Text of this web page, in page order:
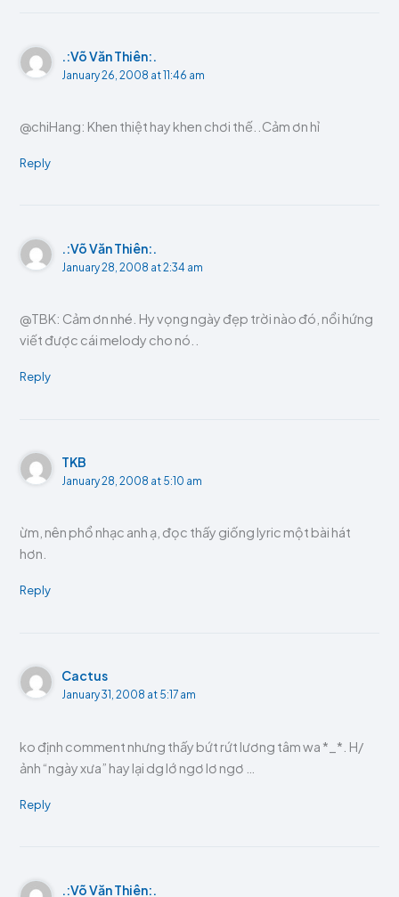
.:Võ Văn Thiên:.
January 26, 2008 at 11:46 am
@chiHang: Khen thiệt hay khen chơi thế..Cảm ơn hỉ
Reply
.:Võ Văn Thiên:.
January 28, 2008 at 2:34 am
@TBK: Cảm ơn nhé. Hy vọng ngày đẹp trời nào đó, nổi hứng
viết được cái melody cho nó..
Reply
TKB
January 28, 2008 at 5:10 am
ừm, nên phổ nhạc anh ạ, đọc thấy giống lyric một bài hát
hơn.
Reply
Cactus
January 31, 2008 at 5:17 am
ko định comment nhưng thấy bứt rứt lương tâm wa *_*. H/
ảnh “ngày xưa” hay lại dg lớ ngơ lơ ngơ …
Reply
.:Võ Văn Thiên:.